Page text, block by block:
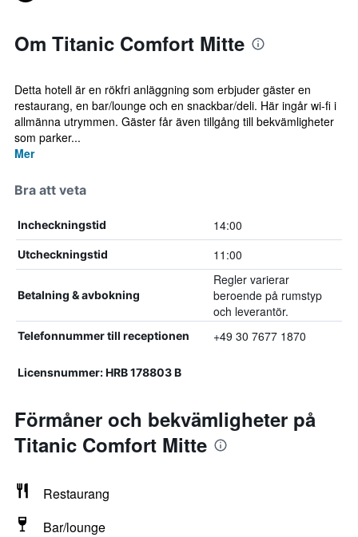
Om Titanic Comfort Mitte
Detta hotell är en rökfri anläggning som erbjuder gäster en
restaurang, en bar/lounge och en snackbar/deli. Här ingår wi-fi i
allmänna utrymmen. Gäster får även tillgång till bekvämligheter
som parker...
Mer
Bra att veta
Incheckningstid 14:00
Utcheckningstid 11:00
Betalning & avbokning
Regler varierar
beroende på rumstyp
och leverantör.
Telefonnummer till receptionen +49 30 7677 1870
Licensnummer: HRB 178803 B
Förmåner och bekvämligheter på
Titanic Comfort Mitte
Restaurang
Bar/lounge